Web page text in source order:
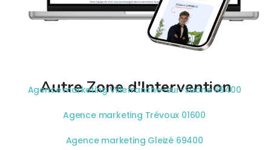
Autre Zone d'Intervention
Agence marketing Villefranche-sur-Saône 69400
Agence marketing Trévoux 01600
Agence marketing Gleizé 69400